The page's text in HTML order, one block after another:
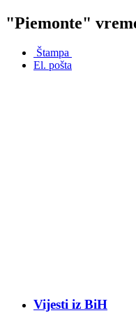
"Piemonte"
Štampa
El. pošta
Vijesti iz BiH